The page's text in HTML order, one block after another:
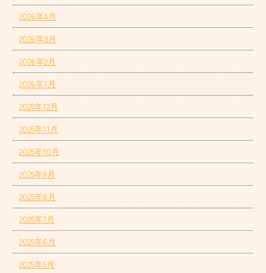
2026年4月
2026年3月
2026年2月
2026年1月
2025年12月
2025年11月
2025年10月
2025年9月
2025年8月
2025年7月
2025年6月
2025年5月